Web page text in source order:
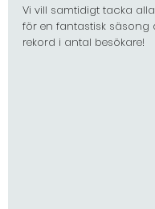
Vi vill samtidigt tacka
för en fantastisk säsong
rekord i antal besökare!